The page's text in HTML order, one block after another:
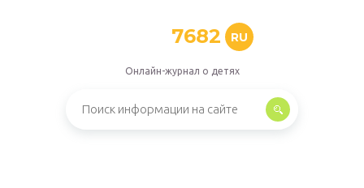
7682 RU
Онлайн-журнал о детях